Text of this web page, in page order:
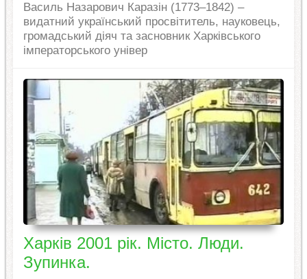
Василь Назарович Каразін (1773–1842) –
видатний український просвітитель, науковець,
громадський діяч та засновник Харківського
імператорського універ
Харків 2001 рік. Місто. Люди.
Зупинка.